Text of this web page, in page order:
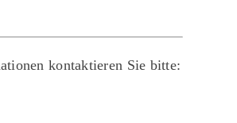
kontaktieren Sie bitte: